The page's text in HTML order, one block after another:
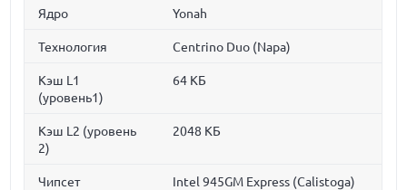
Ядро Yonah
Технология Centrino Duo (Napa)
Кэш L1
(уровень1)
64 КБ
Кэш L2 (уровень
2)
2048 КБ
Чипсет
Intel 945GM Express (Calistoga)